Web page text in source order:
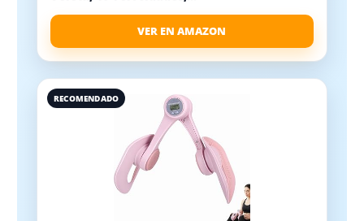
VER EN AMAZON
RECOMENDADO